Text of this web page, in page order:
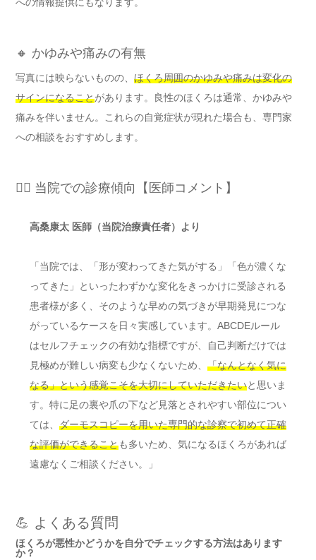
への情報提供にもなります。
🔸 かゆみや痛みの有無
写真には映らないものの、 ほくろ周囲のかゆみや痛みは変化の
サインになることがあります。良性のほくろは通常、かゆみや
痛みを伴いません。これらの自覚症状が現れた場合も、専門家
への相談をおすすめします。
👨‍⚕️ 当院での診療傾向【医師コメント】
高桑康太 医師（当院治療責任者）より
「当院では、「形が変わってきた気がする」「色が濃くな
ってきた」といったわずかな変化をきっかけに受診される
患者様が多く、そのような早めの気づきが早期発見につな
がっているケースを日々実感しています。ABCDEルール
はセルフチェックの有効な指標ですが、自己判断だけでは
見極めが難しい病変も少なくないため、 「なんとなく気に
なる」という感覚こそを大切にしていただきたいと思いま
す。特に足の裏や爪の下など見落とされやすい部位につい
ては、 ダーモスコピーを用いた専門的な診察で初めて正確
な評価ができることも多いため、気になるほくろがあれば
遠慮なくご相談ください。」
💪 よくある質問
ほくろが悪性かどうかを自分でチェックする方法はあります
か？